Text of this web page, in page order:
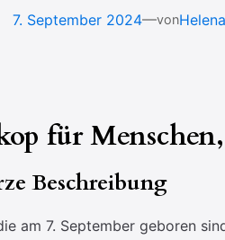
7. September 2024—von
für
Beschreibung
am 7. September geboren